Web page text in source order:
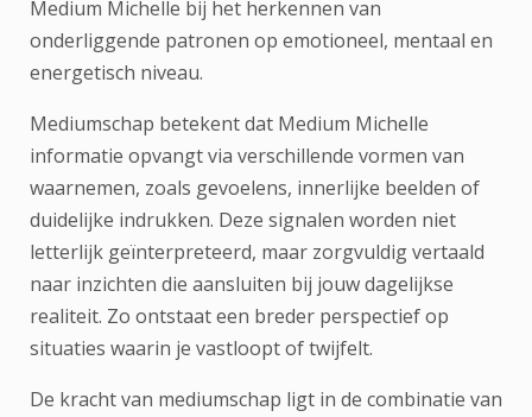
Medium Michelle bij het herkennen van
onderliggende patronen op emotioneel, mentaal en
energetisch niveau.
Mediumschap betekent dat Medium Michelle
informatie opvangt via verschillende vormen van
waarnemen, zoals gevoelens, innerlijke beelden of
duidelijke indrukken. Deze signalen worden niet
letterlijk geïnterpreteerd, maar zorgvuldig vertaald
naar inzichten die aansluiten bij jouw dagelijkse
realiteit. Zo ontstaat een breder perspectief op
situaties waarin je vastloopt of twijfelt.
De kracht van mediumschap ligt in de combinatie van